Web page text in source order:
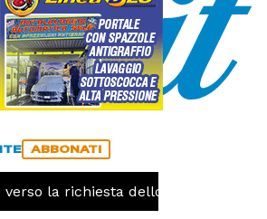
ABBONATI
la richiesta dello stato di calamità